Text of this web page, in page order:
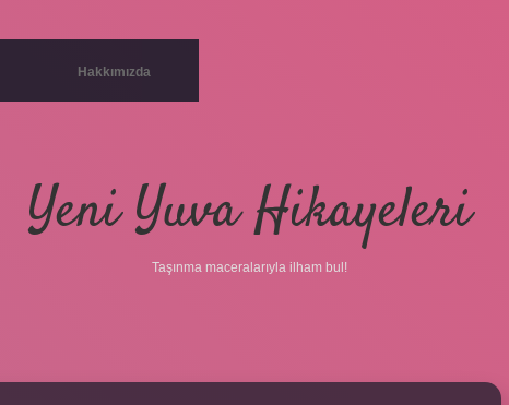
Hakkımızda
Yeni Yuva Hikayeleri
Taşınma maceralarıyla ilham bul!